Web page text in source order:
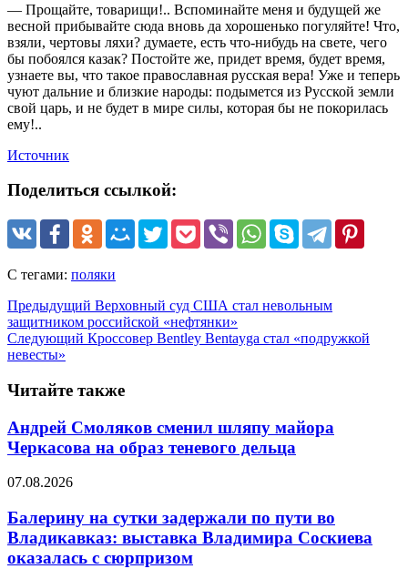
— Прощайте, товарищи!.. Вспоминайте меня и будущей же
весной прибывайте сюда вновь да хорошенько погуляйте! Что,
взяли, чертовы ляхи? думаете, есть что-нибудь на свете, чего
бы побоялся казак? Постойте же, придет время, будет время,
узнаете вы, что такое православная русская вера! Уже и теперь
чуют дальние и близкие народы: подымется из Русской земли
свой царь, и не будет в мире силы, которая бы не покорилась
ему!..
Источник
Поделиться ссылкой:
С тегами: поляки
Предыдущий Верховный суд США стал невольным
защитником российской «нефтянки»
Следующий Кроссовер Bentley Bentayga стал «подружкой
невесты»
Читайте также
Андрей Смоляков сменил шляпу майора
Черкасова на образ теневого дельца
07.08.2026
Балерину на сутки задержали по пути во
Владикавказ: выставка Владимира Соскиева
оказалась с сюрпризом